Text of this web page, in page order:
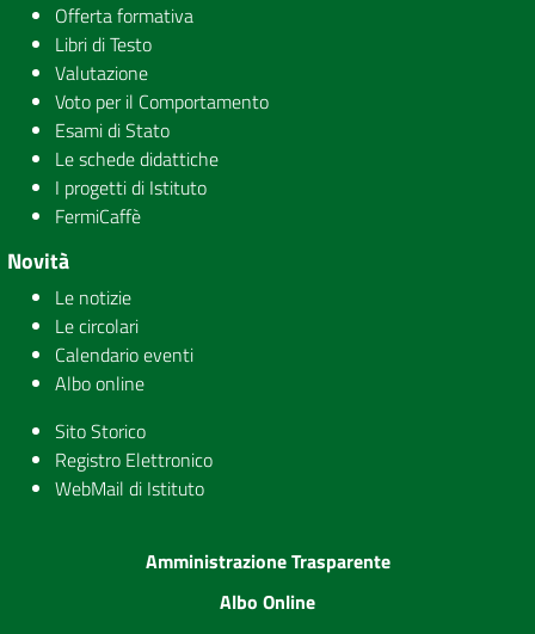
Offerta formativa
Libri di Testo
Valutazione
Voto per il Comportamento
Esami di Stato
Le schede didattiche
I progetti di Istituto
FermiCaffè
Novità
Le notizie
Le circolari
Calendario eventi
Albo online
Sito Storico
Registro Elettronico
WebMail di Istituto
Amministrazione Trasparente
Albo Online